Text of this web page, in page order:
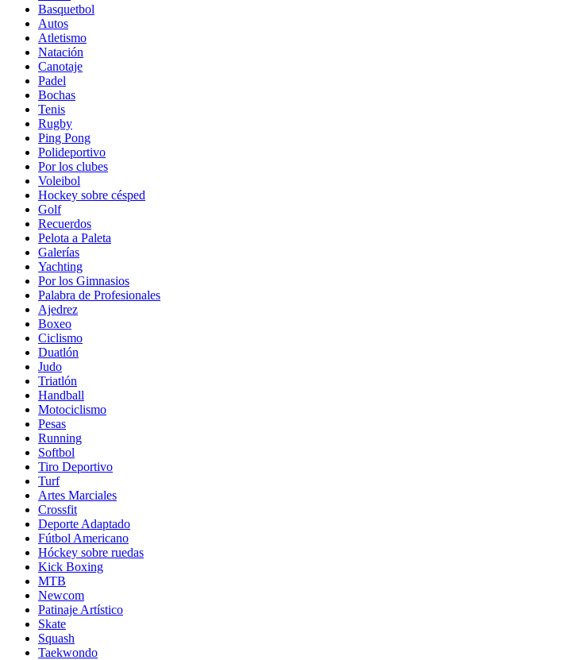
Basquetbol
Autos
Atletismo
Natación
Canotaje
Padel
Bochas
Tenis
Rugby
Ping Pong
Polideportivo
Por los clubes
Voleibol
Hockey sobre césped
Golf
Recuerdos
Pelota a Paleta
Galerías
Yachting
Por los Gimnasios
Palabra de Profesionales
Ajedrez
Boxeo
Ciclismo
Duatlón
Judo
Triatlón
Handball
Motociclismo
Pesas
Running
Softbol
Tiro Deportivo
Turf
Artes Marciales
Crossfit
Deporte Adaptado
Fútbol Americano
Hóckey sobre ruedas
Kick Boxing
MTB
Newcom
Patinaje Artístico
Skate
Squash
Taekwondo